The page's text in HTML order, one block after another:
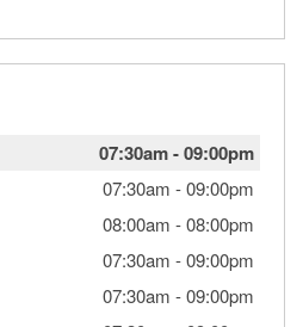
07:30am-09:00pm
07:30am -09:00pm
08:00am -08:00pm
07:30am -09:00pm
07:30am -09:00pm